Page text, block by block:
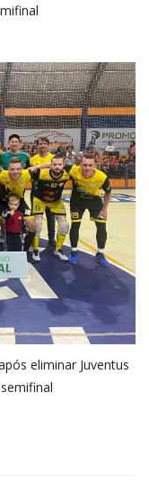
eliminar Juventus